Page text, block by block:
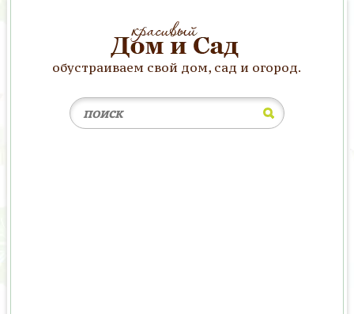
обустраиваем свой дом, сад и огород.